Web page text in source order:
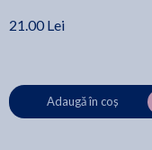
21.00 Lei
Adaugă în coș